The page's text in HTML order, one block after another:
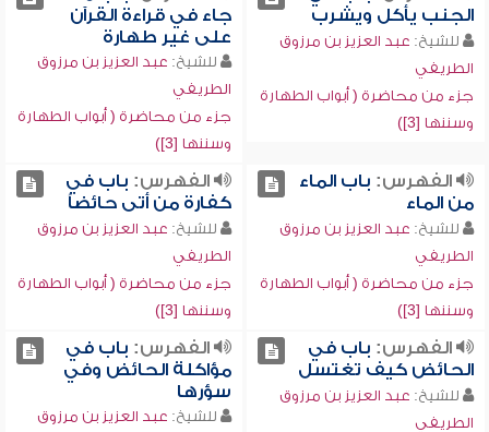
الجنب يأكل ويشرب
للشيخ: عبد العزيز بن مرزوق
الطريفي
جزء من محاضرة ( أبواب الطهارة
وسننها [3])
جاء في قراءة القرآن
على غير طهارة
للشيخ: عبد العزيز بن مرزوق
الطريفي
جزء من محاضرة ( أبواب الطهارة
وسننها [3])
الفهرس: باب الماء
من الماء
للشيخ: عبد العزيز بن مرزوق
الطريفي
جزء من محاضرة ( أبواب الطهارة
وسننها [3])
الفهرس: باب في
كفارة من أتى حائضاً
للشيخ: عبد العزيز بن مرزوق
الطريفي
جزء من محاضرة ( أبواب الطهارة
وسننها [3])
الفهرس: باب في
الحائض كيف تغتسل
للشيخ: عبد العزيز بن مرزوق
الطريفي
الفهرس: باب في
مؤاكلة الحائض وفي
سؤرها
للشيخ: عبد العزيز بن مرزوق